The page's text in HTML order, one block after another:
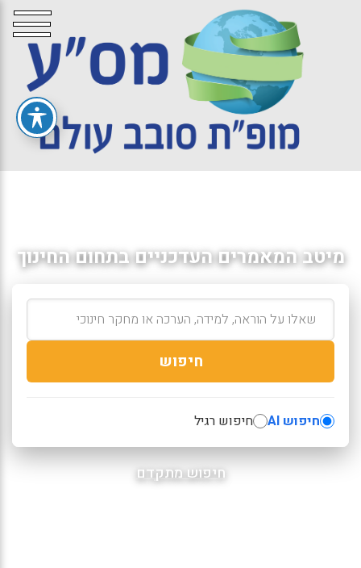
מיטב המאמרים העדכניים בתחום החינוך
חיפוש
חיפוש AI חיפוש רגיל
חיפוש מתקדם